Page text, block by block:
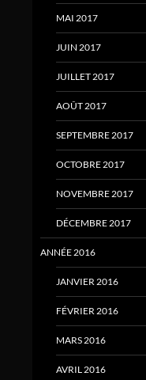
MAI 2017
JUIN 2017
JUILLET 2017
AOÛT 2017
SEPTEMBRE 2017
OCTOBRE 2017
NOVEMBRE 2017
DÉCEMBRE 2017
ANNÉE 2016
JANVIER 2016
FÉVRIER 2016
MARS 2016
AVRIL 2016